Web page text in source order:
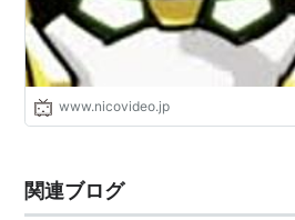
www.nicovideo.jp
関連ブログ